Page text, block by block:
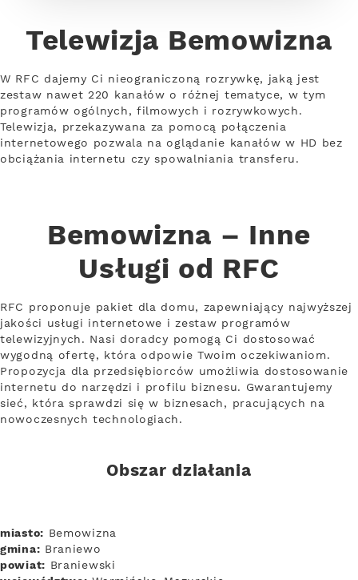
Telewizja Bemowizna
W RFC dajemy Ci nieograniczoną rozrywkę, jaką jest
zestaw nawet 220 kanałów o różnej tematyce, w tym
programów ogólnych, filmowych i rozrywkowych.
Telewizja, przekazywana za pomocą połączenia
internetowego pozwala na oglądanie kanałów w HD bez
obciążania internetu czy spowalniania transferu.
Bemowizna – Inne
Usługi od RFC
RFC proponuje pakiet dla domu, zapewniający najwyższej
jakości usługi internetowe i zestaw programów
telewizyjnych. Nasi doradcy pomogą Ci dostosować
wygodną ofertę, która odpowie Twoim oczekiwaniom.
Propozycja dla przedsiębiorców umożliwia dostosowanie
internetu do narzędzi i profilu biznesu. Gwarantujemy
sieć, która sprawdzi się w biznesach, pracujących na
nowoczesnych technologiach.
Obszar działania
miasto: Bemowizna
gmina: Braniewo
powiat: Braniewski